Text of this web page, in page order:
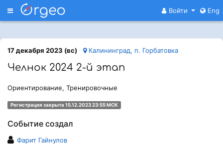
Меню Войти Eng
17 декабря 2023 (вс) Калининград, п. Горбатовка
Челнок 2024 2-й этап
Ориентирование, Тренировочные
Регистрация закрыта 15.12.2023 23:55 МСК
Событие создал
Фарит Гайнулов